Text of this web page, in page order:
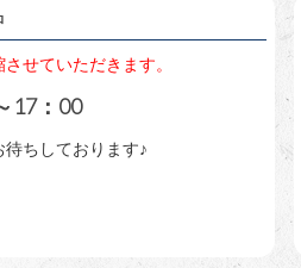
せていただきます。
17：00
ちしております♪